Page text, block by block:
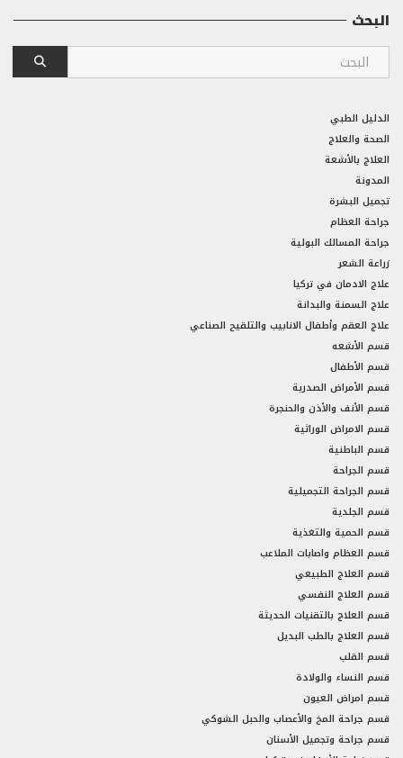
البحث
الدليل الطبي
الصحة والعلاج
العلاج بالأشعة
المدونة
تجميل البشرة
جراحة العظام
جراحة المسالك البولية
زراعة الشعر
علاج الادمان في تركيا
علاج السمنة والبدانة
علاج العقم وأطفال الانابيب والتلقيح الصناعي
قسم الأشعه
قسم الأطفال
قسم الأمراض الصدرية
قسم الأنف والأذن والحنجرة
قسم الامراض الوراثية
قسم الباطنية
قسم الجراحة
قسم الجراحة التجميلية
قسم الجلدية
قسم الحمية والتغذية
قسم العظام واصابات الملاعب
قسم العلاج الطبيعي
قسم العلاج النفسي
قسم العلاج بالتقنيات الحديثة
قسم العلاج بالطب البديل
قسم القلب
قسم النساء والولادة
قسم امراض العيون
قسم جراحة المخ والأعصاب والحبل الشوكي
قسم جراحة وتجميل الأسنان